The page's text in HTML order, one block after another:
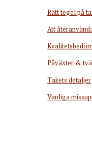
Rätt tegel på
Att
Påväxter &
Takets detaljer
Vanliga